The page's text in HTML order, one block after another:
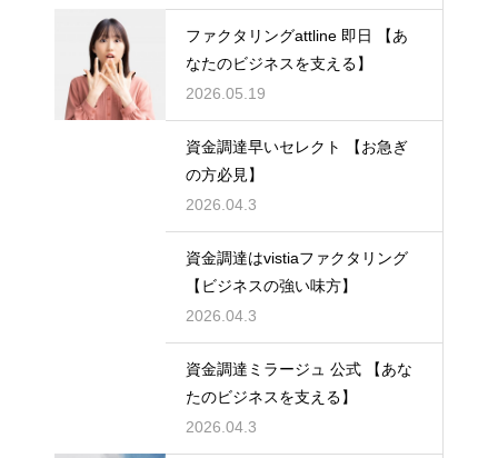
ファクタリングattline 即日 【あ
なたのビジネスを支える】
2026.05.19
資金調達早いセレクト 【お急ぎ
の方必見】
2026.04.3
資金調達はvistiaファクタリング
【ビジネスの強い味方】
2026.04.3
資金調達ミラージュ 公式 【あな
たのビジネスを支える】
2026.04.3